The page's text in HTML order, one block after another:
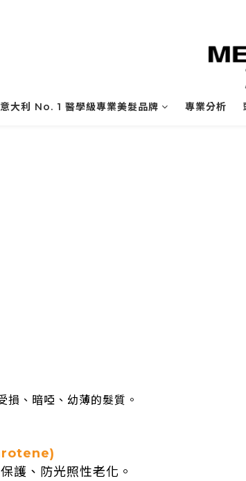
意大利 No. 1 醫學級專業美髮品牌 專業分析
損、暗啞、幼薄的髮質。
護、防光照性老化。